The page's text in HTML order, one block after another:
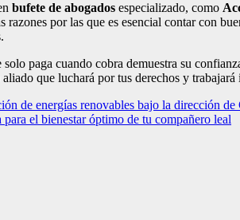
bufete de abogados especializado, como
razones por las que es esencial contar con
paga cuando cobra demuestra su
que luchará por tus derechos y
de energías renovables bajo la dirección de
el bienestar óptimo de tu compañero leal